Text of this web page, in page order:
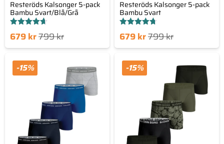
Resteröds Kalsonger 5-pack
Bambu Svart/Blå/Grå
Betygsatt
4.65
799kr
Det
priset
var:
679kr
Resteröds Kalsonger 5-pack
Bambu Svart
Betygsatt
4.67
799kr
Det
ursprungliga
priset
var:
679kr
nuvarande
-15% -15%